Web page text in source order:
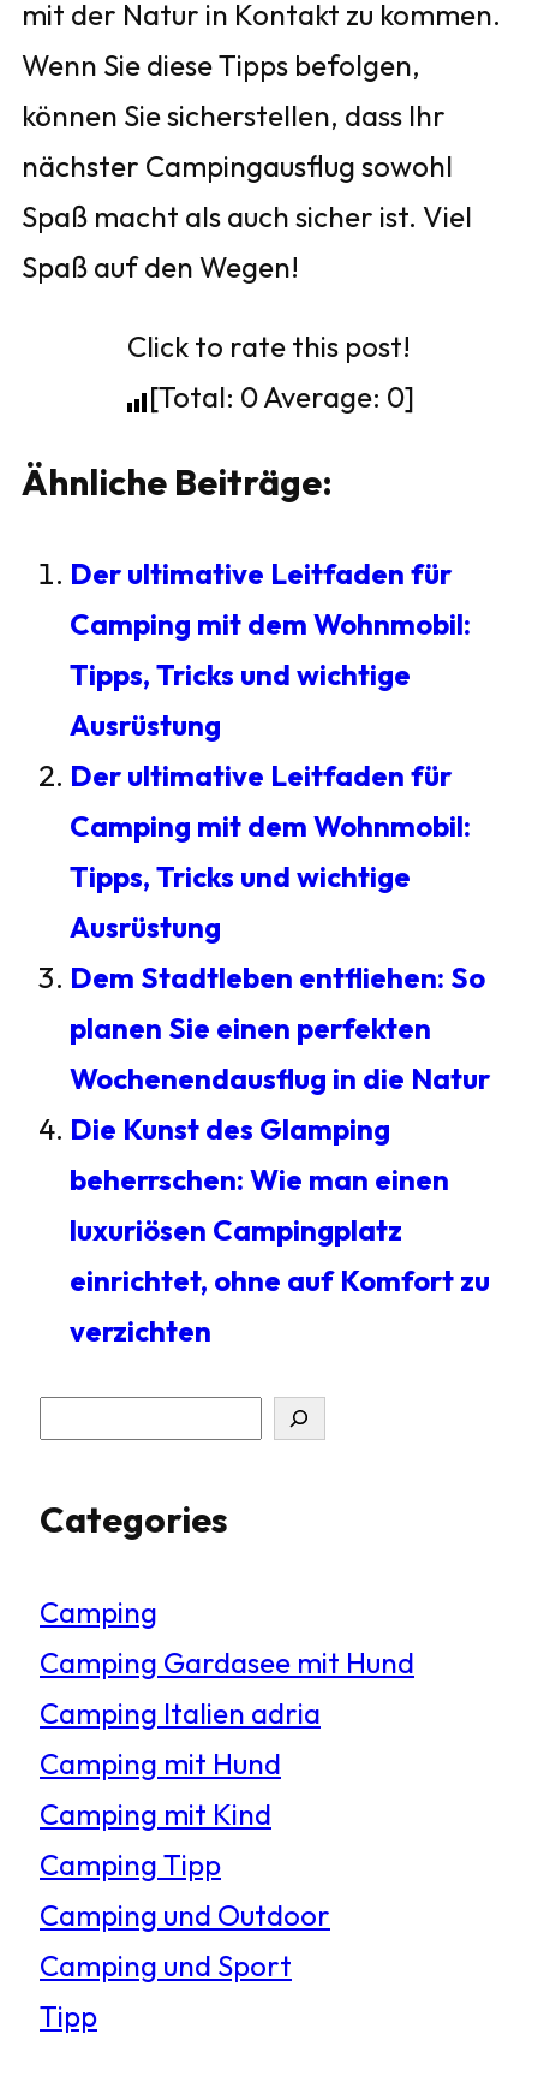
mit der Natur in Kontakt zu kommen.
Wenn Sie diese Tipps befolgen,
können Sie sicherstellen, dass Ihr
nächster Campingausflug sowohl
Spaß macht als auch sicher ist. Viel
Spaß auf den Wegen!
Click to rate this post!
[Total: 0Average: 0]
Ähnliche Beiträge:
Der ultimative Leitfaden für
Camping mit dem Wohnmobil:
Tipps, Tricks und wichtige
Ausrüstung
Der ultimative Leitfaden für
Camping mit dem Wohnmobil:
Tipps, Tricks und wichtige
Ausrüstung
Dem Stadtleben entfliehen: So
planen Sie einen perfekten
Wochenendausflug in die Natur
Die Kunst des Glamping
beherrschen: Wie man einen
luxuriösen Campingplatz
einrichtet, ohne auf Komfort zu
verzichten
c
e
n
Categories
Camping
Camping Gardasee mit Hund
Camping Italien adria
Camping mit Hund
Camping mit Kind
Camping Tipp
Camping und Outdoor
Camping und Sport
Tipp